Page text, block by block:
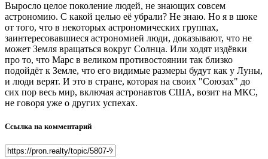
Выросло целое поколение людей, не знающих совсем
астрономию. С какой целью её убрали? Не знаю. Но я в шоке
от того, что в некоторых астрономических группах,
заинтересовавшиеся астрономией люди, доказывают, что не
может Земля вращаться вокруг Солнца. Или ходят издёвки
про то, что Марс в великом противостоянии так близко
подойдёт к Земле, что его видимые размеры будут как у Луны,
и люди верят. И это в стране, которая на своих "Союзах" до
сих пор весь мир, включая астронавтов США, возит на МКС,
не говоря уже о других успехах.
Ссылка на комментарий